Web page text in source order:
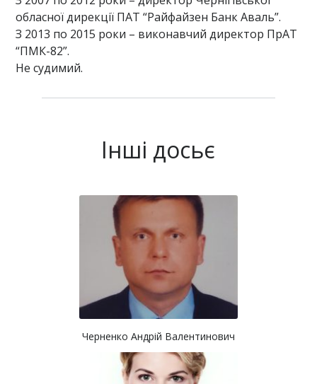
обласної дирекції ПАТ “Райфайзен Банк Аваль”.
З 2013 по 2015 роки – виконавчий директор ПрАТ
“ПМК-82”.
Не судимий.
Інші досьє
Черненко Андрій Валентинович